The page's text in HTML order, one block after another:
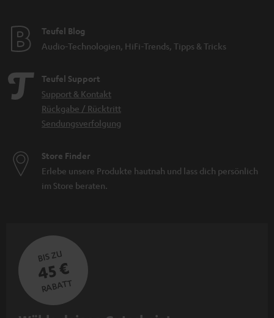
Teufel Blog
Audio-Technologien, HiFi-Trends, Tipps & Tricks
Teufel Support
Support & Kontakt
Rückgabe / Rücktritt
Sendungsverfolgung
Store Finder
Erlebe unsere Produkte hautnah und lass dich persönlich
im Store beraten.
BIS ZU
45 €
RABATT